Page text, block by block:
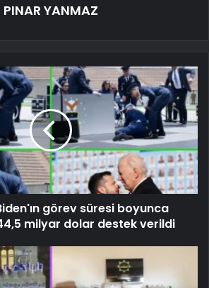
PINAR YANMAZ
görev süresi boyunca
milyar dolar destek verildi